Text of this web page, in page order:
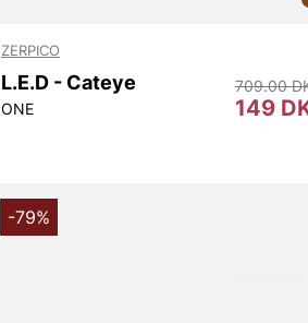
ZERPICO
L.E.D - Cateye
ONE 149
709.00
-79%